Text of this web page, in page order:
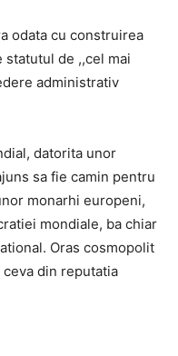
odata cu construirea
statutul de ,,cel mai
administrativ
datorita unor
sa fie camin pentru
monarhi europeni,
mondiale, ba chiar
Oras cosmopolit
din reputatia